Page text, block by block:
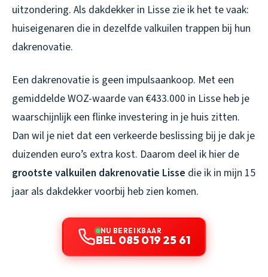
uitzondering. Als dakdekker in Lisse zie ik het te vaak:
huiseigenaren die in dezelfde valkuilen trappen bij hun
dakrenovatie.
Een dakrenovatie is geen impulsaankoop. Met een
gemiddelde WOZ-waarde van €433.000 in Lisse heb je
waarschijnlijk een flinke investering in je huis zitten.
Dan wil je niet dat een verkeerde beslissing bij je dak je
duizenden euro’s extra kost. Daarom deel ik hier de
grootste valkuilen dakrenovatie Lisse die ik in mijn 15
jaar als dakdekker voorbij heb zien komen.
NU BEREIKBAAR
BEL 085 019 25 61